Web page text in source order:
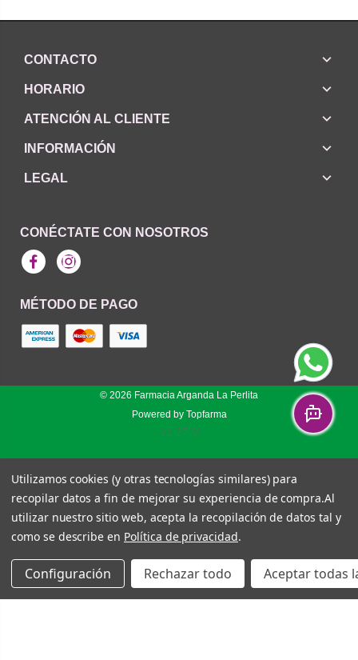
CONTACTO
HORARIO
ATENCIÓN AL CLIENTE
INFORMACIÓN
LEGAL
CONÉCTATE CON NOSOTROS
FacebookInstagram
MÉTODO DE PAGO
© 2026 Farmacia Arganda La Perlita
Powered by Topfarma
v1.27.0
Utilizamos cookies (y otras tecnologías similares) para
recopilar datos a fin de mejorar su experiencia de compra.Al
utilizar nuestro sitio web, acepta la recopilación de datos tal y
como se describe en Política de privacidad.
Configuración Rechazar todo Aceptar todas